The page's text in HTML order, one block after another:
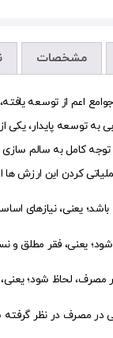
مشخصات
اعم از توسعه
به توسعه پایدار،
توجه کامل به سالم
عملیاتی کردن این